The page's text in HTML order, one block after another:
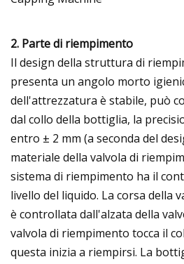
2. Parte di riempimento
Il design della struttura di
presenta un angolo morto
dell'attrezzatura è stabile, può
dal collo della bottiglia, la
entro ± 2 mm (a seconda del
materiale della valvola di
sistema di riempimento ha il
livello del liquido. La corsa della
è controllata dall'alzata della
valvola di riempimento tocca il
questa inizia a riempirsi. La